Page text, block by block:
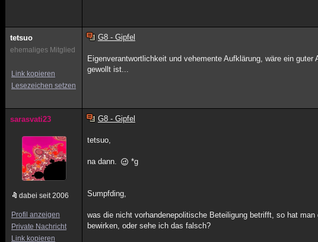
tetsuo
ehemaliges Mitglied
Link kopieren
Lesezeichen setzen
G8 - Gipfel
Eigenverantwortlichkeit und vehemente Aufklärung, wäre ein
gewollt ist...
sarasvati23
dabei seit 2006
Profil anzeigen
Private Nachricht
Link kopieren
G8 - Gipfel
tetsuo,
na dann. *g
Sumpfding,
was die nicht vorhandenepolitische Beteiligung betrifft, so hat
bewirken, oder sehe ich das falsch?